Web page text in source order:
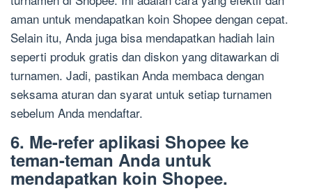
aman untuk mendapatkan koin Shopee dengan cepat.
Selain itu, Anda juga bisa mendapatkan hadiah lain
seperti produk gratis dan diskon yang ditawarkan di
turnamen. Jadi, pastikan Anda membaca dengan
seksama aturan dan syarat untuk setiap turnamen
sebelum Anda mendaftar.
6. Me-refer aplikasi Shopee ke
teman-teman Anda untuk
mendapatkan koin Shopee.